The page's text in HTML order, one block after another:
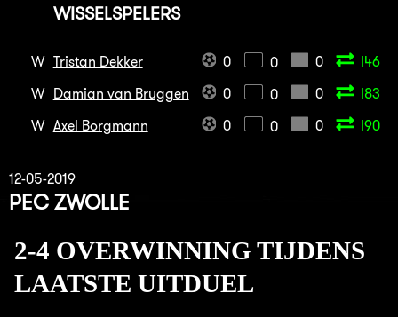
WISSELSPELERS
W Tristan Dekker 0 0 0
I46
W Damian van Bruggen 0 0 0
I83
W Axel Borgmann 0 0 0 I90
12-05-2019
PEC ZWOLLE
2-4 OVERWINNING TIJDENS
LAATSTE UITDUEL